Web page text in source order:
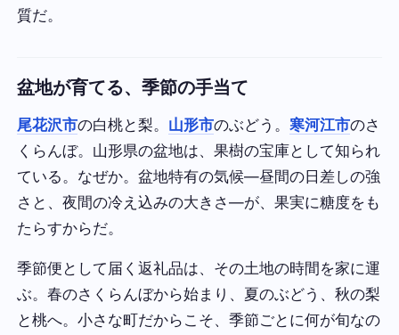
質だ。
盆地が育てる、季節の手当て
尾花沢市の白桃と梨。 山形市のぶどう。寒河江市のさ
くらんぼ。山形県の盆地は、果樹の宝庫として知られ
ている。なぜか。盆地特有の気候—昼間の日差しの強
さと、夜間の冷え込みの大きさ—が、果実に糖度をも
たらすからだ。
季節便として届く返礼品は、その土地の時間を家に運
ぶ。春のさくらんぼから始まり、夏のぶどう、秋の梨
と桃へ。小さな町だからこそ、季節ごとに何が旬なの